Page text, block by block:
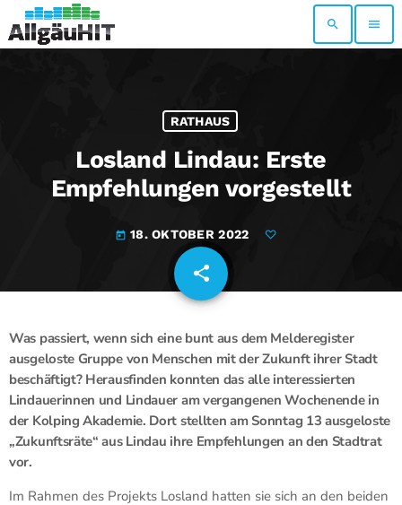
search menu
RATHAUS
Losland Lindau: Erste
Empfehlungen vorgestellt
today 18. OKTOBER 2022
share
email
Was passiert, wenn sich eine bunt aus dem Melderegister
ausgeloste Gruppe von Menschen mit der Zukunft ihrer Stadt
beschäftigt? Herausfinden konnten das alle interessierten
Lindauerinnen und Lindauer am vergangenen Wochenende in
der Kolping Akademie. Dort stellten am Sonntag 13 ausgeloste
„Zukunftsräte“ aus Lindau ihre Empfehlungen an den Stadtrat
vor.
Im Rahmen des Projekts Losland hatten sie sich an den beiden